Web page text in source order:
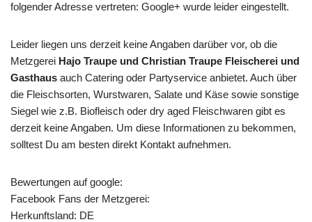
folgender Adresse vertreten: Google+ wurde leider eingestellt.
Leider liegen uns derzeit keine Angaben darüber vor, ob die
Metzgerei Hajo Traupe und Christian Traupe Fleischerei und
Gasthaus auch Catering oder Partyservice anbietet. Auch über
die Fleischsorten, Wurstwaren, Salate und Käse sowie sonstige
Siegel wie z.B. Biofleisch oder dry aged Fleischwaren gibt es
derzeit keine Angaben. Um diese Informationen zu bekommen,
solltest Du am besten direkt Kontakt aufnehmen.
Bewertungen auf google:
Facebook Fans der Metzgerei:
Herkunftsland: DE